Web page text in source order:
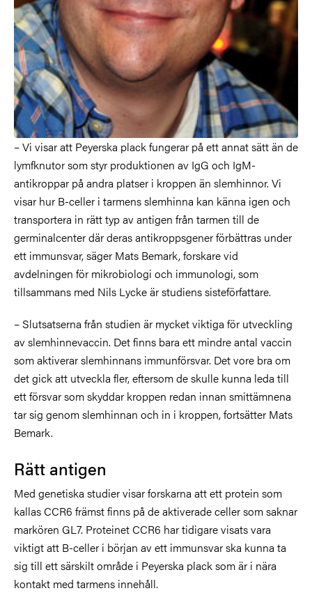
– Vi visar att Peyerska plack fungerar på ett annat sätt än de
lymfknutor som styr produktionen av IgG och IgM-
antikroppar på andra platser i kroppen än slemhinnor. Vi
visar hur B-celler i tarmens slemhinna kan känna igen och
transportera in rätt typ av antigen från tarmen till de
germinalcenter där deras antikroppsgener förbättras under
ett immunsvar, säger Mats Bemark, forskare vid
avdelningen för mikrobiologi och immunologi, som
tillsammans med Nils Lycke är studiens sisteförfattare.
– Slutsatserna från studien är mycket viktiga för utveckling
av slemhinnevaccin. Det finns bara ett mindre antal vaccin
som aktiverar slemhinnans immunförsvar. Det vore bra om
det gick att utveckla fler, eftersom de skulle kunna leda till
ett försvar som skyddar kroppen redan innan smittämnena
tar sig genom slemhinnan och in i kroppen, fortsätter Mats
Bemark.
Rätt antigen
Med genetiska studier visar forskarna att ett protein som
kallas CCR6 främst finns på de aktiverade celler som saknar
markören GL7. Proteinet CCR6 har tidigare visats vara
viktigt att B-celler i början av ett immunsvar ska kunna ta
sig till ett särskilt område i Peyerska plack som är i nära
kontakt med tarmens innehåll.